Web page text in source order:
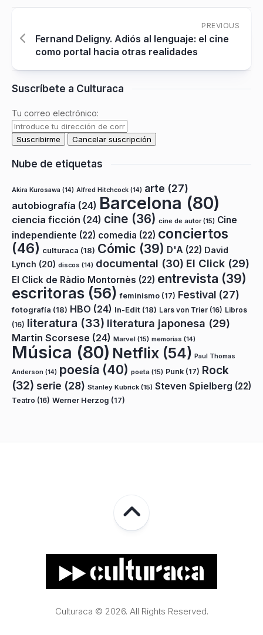
PREVIOUS
Fernand Deligny. Adiós al lenguaje: el cine
como portal hacia otras realidades
Suscríbete a Culturaca
Tu correo electrónico:
Nube de etiquetas
Akira Kurosawa (14) Alfred Hitchcock (14) arte (27)
autobiografía (24) Barcelona (80)
ciencia ficción (24) cine (36) cine de autor(15) Cine
independiente (22) comedia (22) conciertos
(46) culturaca (18) Cómic (39) D'A (22) David
Lynch (20) discos (14) documental (30) El Click (29)
El Click de Ràdio Montornès (22) entrevista (39)
escritoras (56) feminismo (17) Festival (27)
fotografía (18) HBO (24) In-Edit (18) Lars von Trier (16) Libros
(16) literatura (33) literatura japonesa (29)
Martin Scorsese (24) Marvel (15) memorias (14)
Música (80) Netflix (54) Paul Thomas
Anderson (14) poesía (40) poeta (15) Punk (17) Rock
(32) serie (28) Stanley Kubrick (15) Steven Spielberg (22)
Teatro (16) Werner Herzog (17)
Culturaca © 2026. All Rights Reserved.